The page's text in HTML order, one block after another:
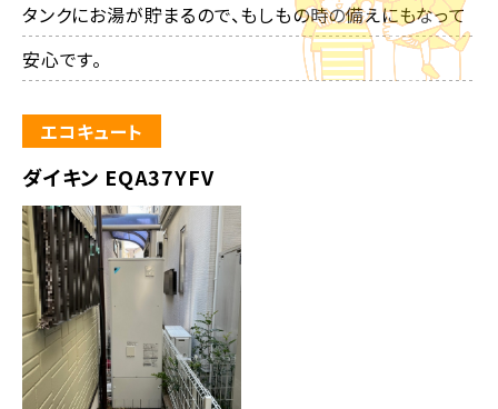
タンクにお湯が貯まるので、もしもの時の備えにもなって
安心です。
エコキュート
ダイキン EQA37YFV